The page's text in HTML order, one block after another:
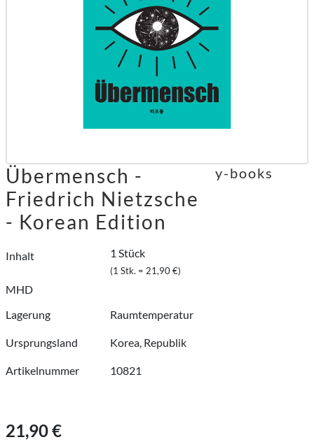
Übermensch -
Friedrich Nietzsche
- Korean Edition
Inhalt 1 Stück
(1 Stk. = 21,90 €)
MHD
Lagerung
Raumtemperatur
Ursprungsland Korea, Republik
Artikelnummer 10821
y-books
21,90 €